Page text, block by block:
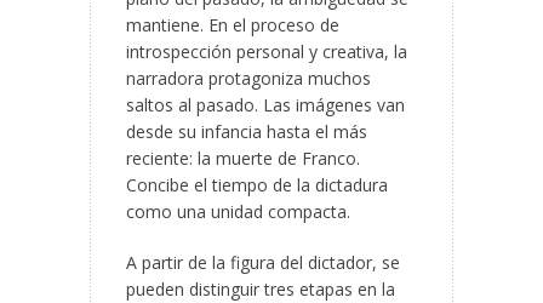
mantiene. En el proceso de
introspección personal y creativa, la
narradora protagoniza muchos
saltos al pasado. Las imágenes van
desde su infancia hasta el más
reciente: la muerte de Franco.
Concibe el tiempo de la dictadura
como una unidad compacta.
A partir de la figura del dictador, se
pueden distinguir tres etapas en la